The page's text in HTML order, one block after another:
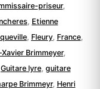
priseur,
Etienne
, Fleury, France,
Brimmeyer,
Guitare lyre, guitare
Brimmeyr, Henri